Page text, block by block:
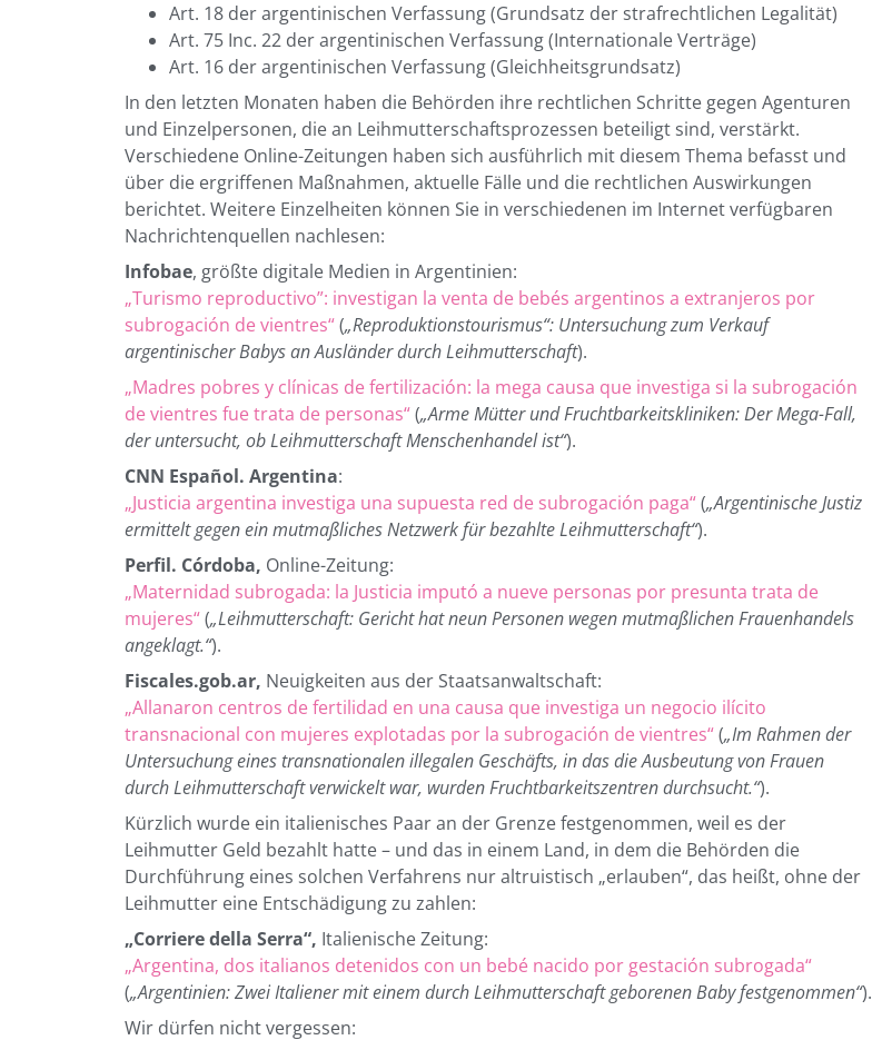
Art. 18 der argentinischen Verfassung (Grundsatz der strafrechtlichen Legalität)
Art. 75 Inc. 22 der argentinischen Verfassung (Internationale Verträge)
Art. 16 der argentinischen Verfassung (Gleichheitsgrundsatz)
In den letzten Monaten haben die Behörden ihre rechtlichen Schritte gegen Agenturen
und Einzelpersonen, die an Leihmutterschaftsprozessen beteiligt sind, verstärkt.
Verschiedene Online-Zeitungen haben sich ausführlich mit diesem Thema befasst und
über die ergriffenen Maßnahmen, aktuelle Fälle und die rechtlichen Auswirkungen
berichtet. Weitere Einzelheiten können Sie in verschiedenen im Internet verfügbaren
Nachrichtenquellen nachlesen:
Infobae, größte digitale Medien in Argentinien:
„Turismo reproductivo”: investigan la venta de bebés argentinos a extranjeros por
subrogación de vientres“(„Reproduktionstourismus“: Untersuchung zum Verkauf
argentinischer Babys an Ausländer durch Leihmutterschaft).
„Madres pobres y clínicas de fertilización: la mega causa que investiga si la subrogación
de vientres fue trata de personas“(„Arme Mütter und Fruchtbarkeitskliniken: Der Mega-Fall,
der untersucht, ob Leihmutterschaft Menschenhandel ist“).
CNN Español. Argentina:
„Justicia argentina investiga una supuesta red de subrogación paga“(„Argentinische Justiz
ermittelt gegen ein mutmaßliches Netzwerk für bezahlte Leihmutterschaft“).
Perfil. Córdoba, Online-Zeitung:
„Maternidad subrogada: la Justicia imputó a nueve personas por presunta trata de
mujeres“(„Leihmutterschaft: Gericht hat neun Personen wegen mutmaßlichen Frauenhandels
angeklagt.“).
Fiscales.gob.ar, Neuigkeiten aus der Staatsanwaltschaft:
„Allanaron centros de fertilidad en una causa que investiga un negocio ilícito
transnacional con mujeres explotadas por la subrogación de vientres“(„Im Rahmen der
Untersuchung eines transnationalen illegalen Geschäfts, in das die Ausbeutung von Frauen
durch Leihmutterschaft verwickelt war, wurden Fruchtbarkeitszentren durchsucht.“).
Kürzlich wurde ein italienisches Paar an der Grenze festgenommen, weil es der
Leihmutter Geld bezahlt hatte – und das in einem Land, in dem die Behörden die
Durchführung eines solchen Verfahrens nur altruistisch „erlauben“, das heißt, ohne der
Leihmutter eine Entschädigung zu zahlen:
„Corriere della Serra“, Italienische Zeitung:
„Argentina, dos italianos detenidos con un bebé nacido por gestación subrogada“
(„Argentinien: Zwei Italiener mit einem durch Leihmutterschaft geborenen Baby festgenommen“).
Wir dürfen nicht vergessen: